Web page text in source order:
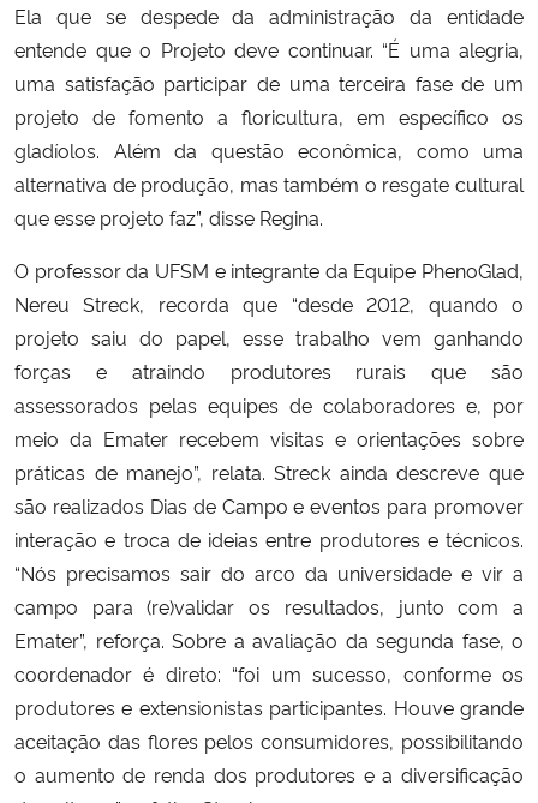
Ela que se despede da administração da entidade
entende que o Projeto deve continuar. “É uma alegria,
uma satisfação participar de uma terceira fase de um
projeto de fomento a floricultura, em específico os
gladíolos. Além da questão econômica, como uma
alternativa de produção, mas também o resgate cultural
que esse projeto faz”, disse Regina.
O professor da UFSM e integrante da Equipe PhenoGlad,
Nereu Streck, recorda que “desde 2012, quando o
projeto saiu do papel, esse trabalho vem ganhando
forças e atraindo produtores rurais que são
assessorados pelas equipes de colaboradores e, por
meio da Emater recebem visitas e orientações sobre
práticas de manejo”, relata. Streck ainda descreve que
são realizados Dias de Campo e eventos para promover
interação e troca de ideias entre produtores e técnicos.
“Nós precisamos sair do arco da universidade e vir a
campo para (re)validar os resultados, junto com a
Emater”, reforça. Sobre a avaliação da segunda fase, o
coordenador é direto: “foi um sucesso, conforme os
produtores e extensionistas participantes. Houve grande
aceitação das flores pelos consumidores, possibilitando
o aumento de renda dos produtores e a diversificação